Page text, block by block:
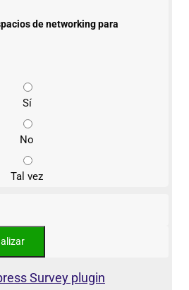
de networking para
Sí
No
Tal vez
Survey plugin